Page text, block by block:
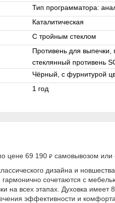
Тип программатора:
Каталитическая
С тройным стеклом
Противень для выпечки,
стеклянный противень
Чёрный, с фурнитурой
1 год
цене 69 190 ₽ самовывозом или
дизайна и
сочетаются с
на всех этапах. Духовка имеет
эффективности и